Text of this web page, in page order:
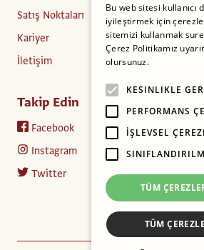
Satış Noktaları
Kariyer
İletişim
Takip Edin
Facebook
Instagram
Twitter
Bu web sitesi kullanıcı
iyileştirmek için
sitemizi kullanmak
Çerez Politikamız
olursunuz.
KESINLIKLE
PERFORMANS
İŞLEVSEL
TÜM
TÜM